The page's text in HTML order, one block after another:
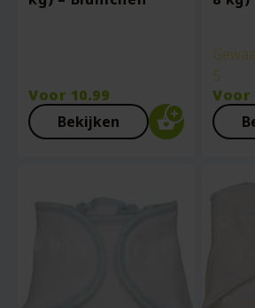
Voor 10.99
Bekijken
5
Voor